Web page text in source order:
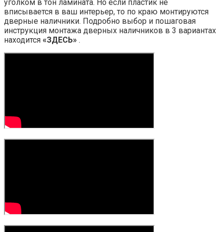
уголком в тон ламината. Но если пластик не
вписывается в ваш интерьер, то по краю монтируются
дверные наличники. Подробно выбор и пошаговая
инструкция монтажа дверных наличников в 3 вариантах
находится «ЗДЕСЬ» .